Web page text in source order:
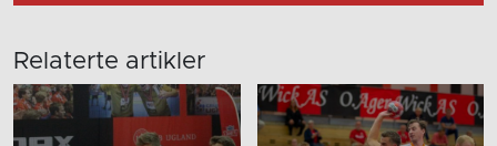
Relaterte artikler